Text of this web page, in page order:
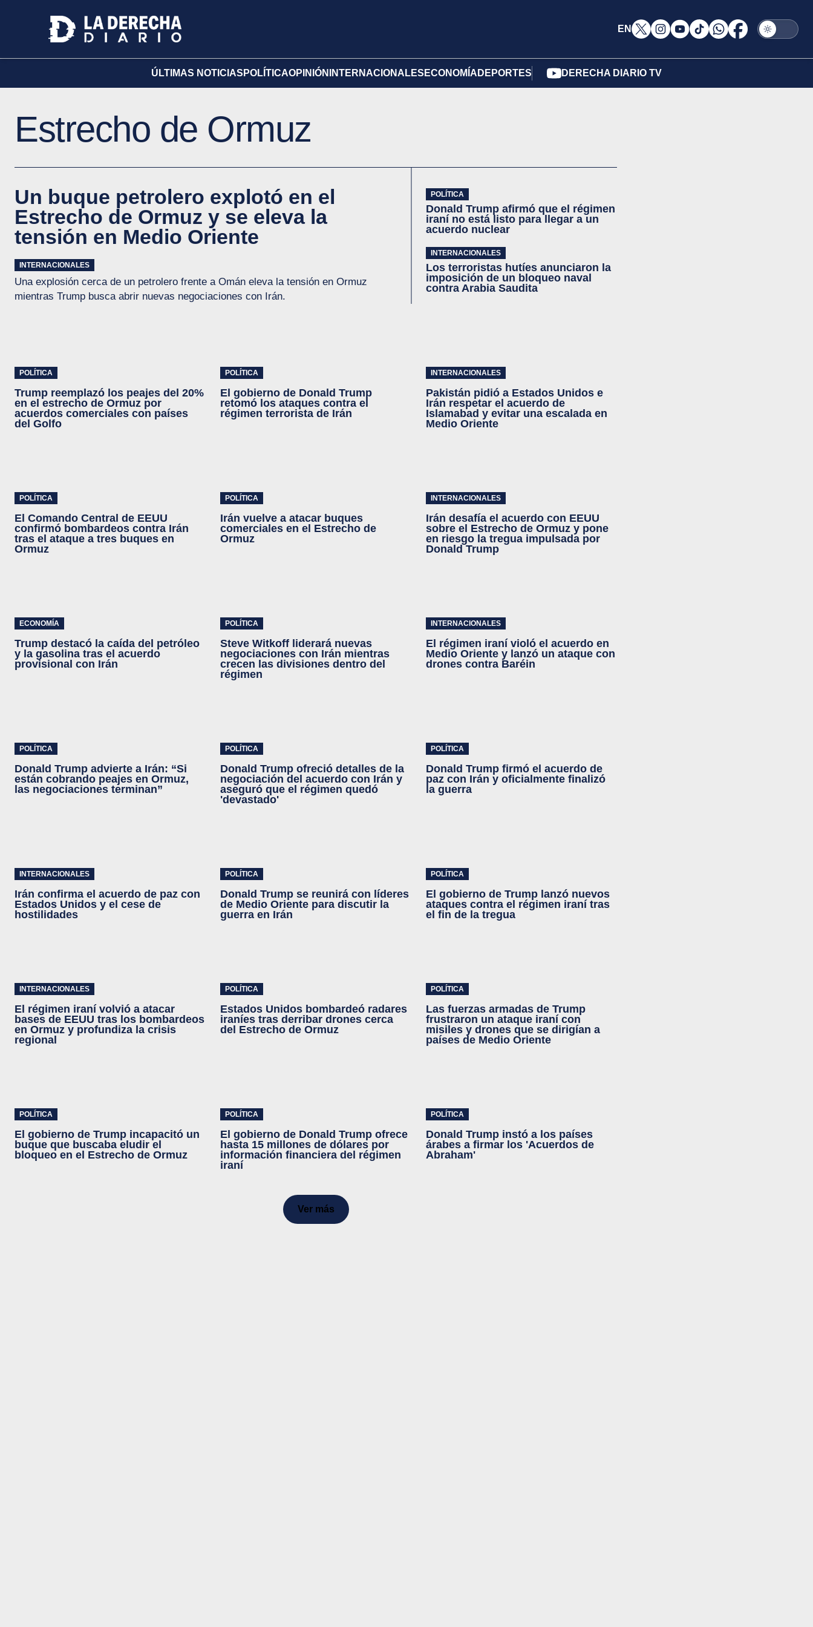
EN
ÚLTIMAS NOTICIAS POLÍTICAOPINIÓN INTERNACIONALES ECONOMÍA DEPORTES DERECHA DIARIO TV
Estrecho de Ormuz
Un buque petrolero explotó en el
Estrecho de Ormuz y se eleva la
tensión en Medio Oriente
INTERNACIONALES
Una explosión cerca de un petrolero frente a Omán eleva la tensión en Ormuz
mientras Trump busca abrir nuevas negociaciones con Irán.
POLÍTICA
Donald Trump afirmó que el régimen
iraní no está listo para llegar a un
acuerdo nuclear
INTERNACIONALES
Los terroristas hutíes anunciaron la
imposición de un bloqueo naval
contra Arabia Saudita
POLÍTICA
Trump reemplazó los peajes del 20%
en el estrecho de Ormuz por
acuerdos comerciales con países
del Golfo
POLÍTICA
El gobierno de Donald Trump
retomó los ataques contra el
régimen terrorista de Irán
INTERNACIONALES
Pakistán pidió a Estados Unidos e
Irán respetar el acuerdo de
Islamabad y evitar una escalada en
Medio Oriente
POLÍTICA
El Comando Central de EEUU
confirmó bombardeos contra Irán
tras el ataque a tres buques en
Ormuz
POLÍTICA
Irán vuelve a atacar buques
comerciales en el Estrecho de
Ormuz
INTERNACIONALES
Irán desafía el acuerdo con EEUU
sobre el Estrecho de Ormuz y pone
en riesgo la tregua impulsada por
Donald Trump
ECONOMÍA
Trump destacó la caída del petróleo
y la gasolina tras el acuerdo
provisional con Irán
POLÍTICA
Steve Witkoff liderará nuevas
negociaciones con Irán mientras
crecen las divisiones dentro del
régimen
INTERNACIONALES
El régimen iraní violó el acuerdo en
Medio Oriente y lanzó un ataque con
drones contra Baréin
POLÍTICA
Donald Trump advierte a Irán: “Si
están cobrando peajes en Ormuz,
las negociaciones terminan”
POLÍTICA
Donald Trump ofreció detalles de la
negociación del acuerdo con Irán y
aseguró que el régimen quedó
'devastado'
POLÍTICA
Donald Trump firmó el acuerdo de
paz con Irán y oficialmente finalizó
la guerra
INTERNACIONALES
Irán confirma el acuerdo de paz con
Estados Unidos y el cese de
hostilidades
POLÍTICA
Donald Trump se reunirá con líderes
de Medio Oriente para discutir la
guerra en Irán
POLÍTICA
El gobierno de Trump lanzó nuevos
ataques contra el régimen iraní tras
el fin de la tregua
INTERNACIONALES
El régimen iraní volvió a atacar
bases de EEUU tras los bombardeos
en Ormuz y profundiza la crisis
regional
POLÍTICA
Estados Unidos bombardeó radares
iraníes tras derribar drones cerca
del Estrecho de Ormuz
POLÍTICA
Las fuerzas armadas de Trump
frustraron un ataque iraní con
misiles y drones que se dirigían a
países de Medio Oriente
POLÍTICA
El gobierno de Trump incapacitó un
buque que buscaba eludir el
bloqueo en el Estrecho de Ormuz
POLÍTICA
El gobierno de Donald Trump ofrece
hasta 15 millones de dólares por
información financiera del régimen
iraní
POLÍTICA
Donald Trump instó a los países
árabes a firmar los 'Acuerdos de
Abraham'
Ver más